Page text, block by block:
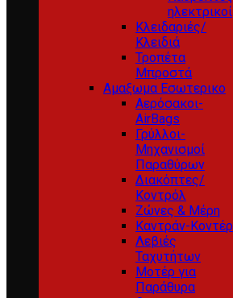
ηλεκτρικοί
Κλειδαριές/
Κλειδιά
Τροπέτα
Μπροστά
Αμαξωμα Εσωτερικο
Αερόσακοι-
AirBags
Γρύλλοι-
Μηχανισμοί
Παραθύρων
Διακόπτες/
Κοντρόλ
Ζώνες & Μέρη
Καντράν-Κοντέρ
Λεβιές
Ταχυτήτων
Μοτέρ για
Παράθυρα